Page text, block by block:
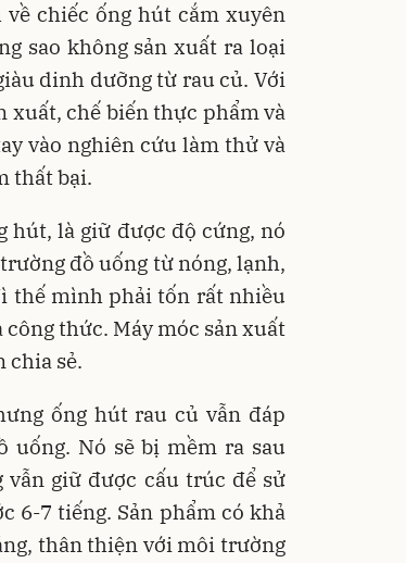
chiếc ống hút cắm xuyên
sao không sản xuất ra loại
dinh dưỡng từ rau củ. Với
chế biến thực phẩm và
vào nghiên cứu làm thử và
thất bại.
hút, là giữ được độ cứng, nó
đồ uống từ nóng, lạnh,
thế mình phải tốn rất nhiều
thức. Máy móc sản xuất
chia sẻ.
ống hút rau củ vẫn đáp
Nó sẽ bị mềm ra sau
giữ được cấu trúc để sử
6-7 tiếng. Sản phẩm có khả
thân thiện với môi trường